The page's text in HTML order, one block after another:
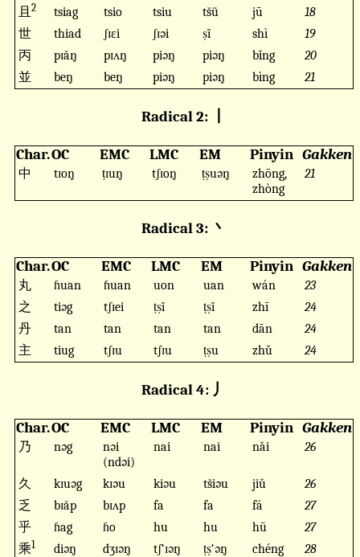
且 2 tsiag tsio tsiu ts̆ü jū
18
世
thiad ʃɪɛi ʃɪəi ṣï shì
19
丙
pɪăŋ pɪʌŋ piəŋ piəŋ bǐng
20
並
beŋ beŋ piəŋ piəŋ bìng 21
Radical 2: 丨
Char.OC EMC LMC EM Pinyin Gakken
中 tɪoŋ ṭɪuŋ tʃɪoŋ ṭṣuəŋ
zhōng,
zhòng
21
Radical 3: 丶
Char.OC EMC LMC EM Pinyin Gakken
丸 ɦuan ɦuan uon uan wán
23
之
tiəg tʃɪei ṭṣï ṭṣï zhī
24
丹
tan tan tan tan dān
24
主
tiug tʃɪu tʃɪu ṭṣu zhǔ 24
Radical 4: 丿
Char.OC EMC LMC EM Pinyin Gakken
乃 nəg
nəi
(ndəi)
nai nai nǎi 26
久 kɪuəg kɪəu kiəu ts̆iəu jiǔ
26
乏
bɪăp bɪʌp fa fa fá
27
乎
ɦag ɦo hu hu hū
27
乘1 diəŋ dʒɪəŋ tʃ‘ɪəŋ ṭṣ‘əŋ chéng
28